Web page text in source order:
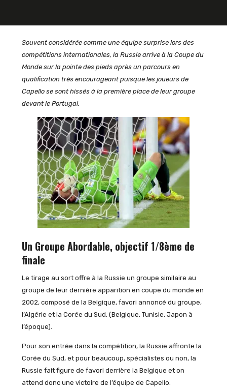
Souvent considérée comme une équipe surprise lors des
compétitions internationales, la Russie arrive à la Coupe du
Monde sur la pointe des pieds après un parcours en
qualification très encourageant puisque les joueurs de
Capello se sont hissés à la première place de leur groupe
devant le Portugal.
Un Groupe Abordable, objectif 1/8ème de
finale
Le tirage au sort offre à la Russie un groupe similaire au
groupe de leur dernière apparition en coupe du monde en
2002, composé de la Belgique, favori annoncé du groupe,
l’Algérie et la Corée du Sud. (Belgique, Tunisie, Japon à
l’époque).
Pour son entrée dans la compétition, la Russie affronte la
Corée du Sud, et pour beaucoup, spécialistes ou non, la
Russie fait figure de favori derrière la Belgique et on
attend donc une victoire de l’équipe de Capello.